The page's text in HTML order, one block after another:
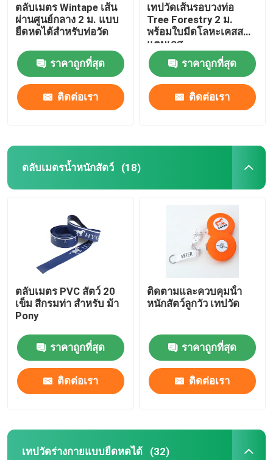
ตลับเมตร Wintape เส้น
ผ่านศูนย์กลาง 2 ม. แบบ
ยืดหดได้สำหรับท่อวัด
ราคาถูกที่สุด
ติดต่อเรา
เทปวัดเส้นรอบวงท่อ
Tree Forestry 2 ม.
พร้อมใบมีดโลหะเคสส
แตนเลส
ราคาถูกที่สุด
ติดต่อเรา
ตลับเมตรน้ำหนักสัตว์ (18)
ตลับเมตร PVC สัตว์ 20
เข็ม สีกรมท่า สำหรับ ม้า
Pony
ราคาถูกที่สุด
ติดต่อเรา
ติดตามและควบคุมน้ํา
หนักสัตว์ลูกวัว เทปวัด
ราคาถูกที่สุด
ติดต่อเรา
เทปวัดร่างกายแบบยืดหดได้ (32)